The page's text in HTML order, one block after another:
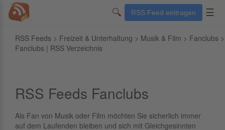
🔍 RSS Feed eintragen ☰
RSS Feeds > Freizeit & Unterhaltung > Musik & Film > Fanclubs >
Fanclubs | RSS Verzeichnis
RSS Feeds Fanclubs
Als Fan von Musik oder Film möchten Sie sicherlich immer
auf dem Laufenden bleiben und sich mit Gleichgesinnten